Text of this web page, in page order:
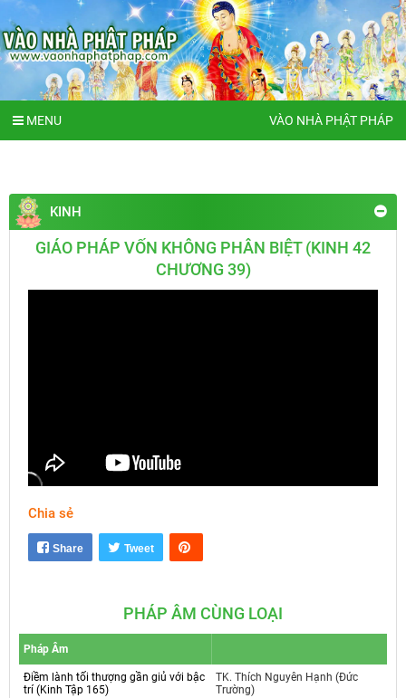
MENU VÀO NHÀ PHẬT PHÁP
KINH
GIÁO PHÁP VỐN KHÔNG PHÂN BIỆT (KINH 42
CHƯƠNG 39)
Chia sẻ
Share Tweet
PHÁP ÂM CÙNG LOẠI
Pháp Âm
Điềm lành tối thượng gần giủ với bậc
trí (Kinh Tập 165)
TK. Thích Nguyên Hạnh (Đức
Trường)